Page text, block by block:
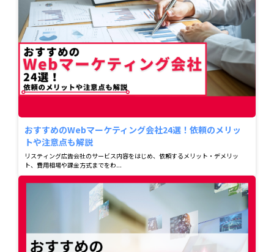
おすすめのWebマーケティング会社24選！依頼のメリッ
トや注意点も解説
リスティング広告会社のサービス内容をはじめ、依頼するメリット・デメリッ
ト、費用相場や課金方式までをわ...